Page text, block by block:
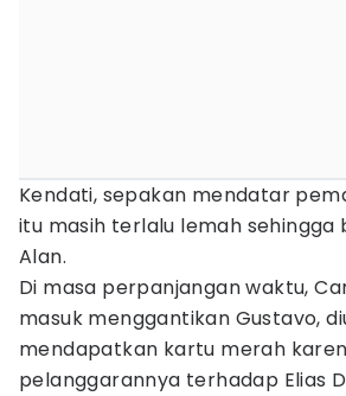
Kendati, sepakan mendatar
itu masih terlalu lemah sehingga
Alan.
Di masa perpanjangan waktu,
masuk menggantikan Gustavo,
mendapatkan kartu merah
pelanggarannya terhadap Elias